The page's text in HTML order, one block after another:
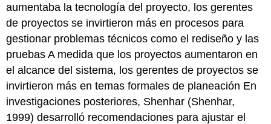
aumentaba la tecnología del proyecto, los gerentes
de proyectos se invirtieron más en procesos para
gestionar problemas técnicos como el rediseño y las
pruebas A medida que los proyectos aumentaron en
el alcance del sistema, los gerentes de proyectos se
invirtieron más en temas formales de planeación En
investigaciones posteriores, Shenhar (Shenhar,
1999) desarrolló recomendaciones para ajustar el